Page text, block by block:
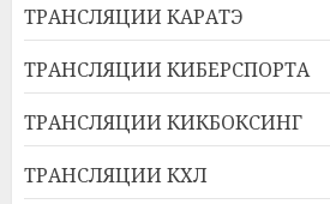
ТРАНСЛЯЦИИ КАРАТЭ
ТРАНСЛЯЦИИ КИБЕРСПОРТА
ТРАНСЛЯЦИИ КИКБОКСИНГ
ТРАНСЛЯЦИИ КХЛ